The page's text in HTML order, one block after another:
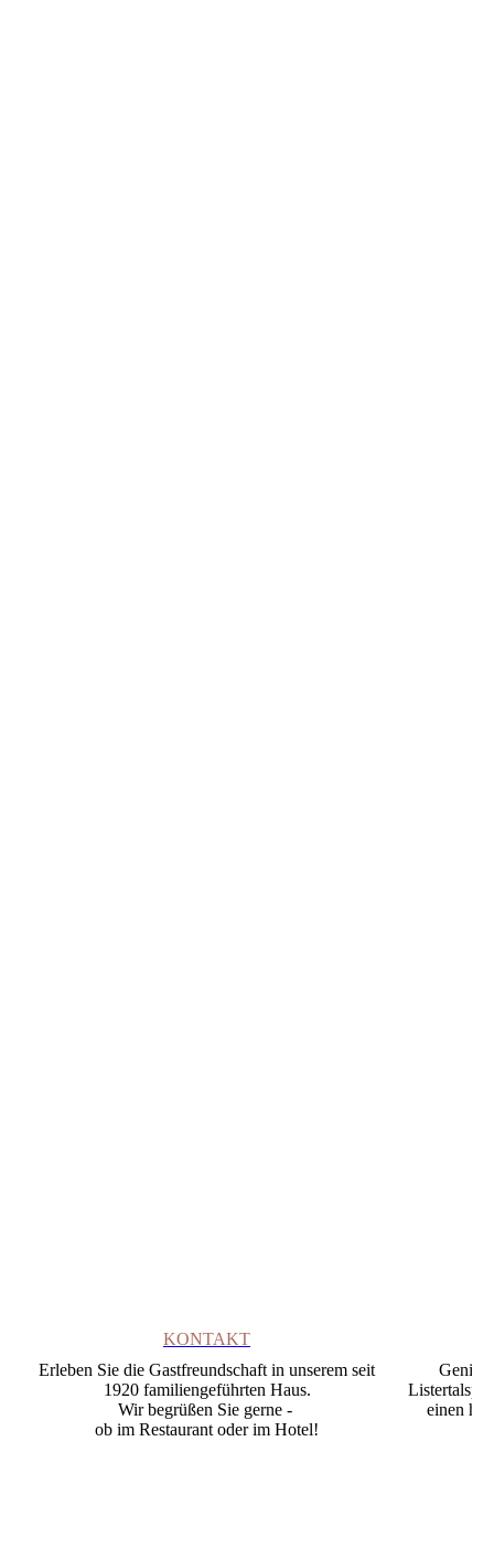
KONTAKT
Erleben Sie die Gastfreundschaft in unserem seit
1920 familiengeführten Haus.
Wir begrüßen Sie gerne -
ob im Restaurant oder im Hotel!
einen